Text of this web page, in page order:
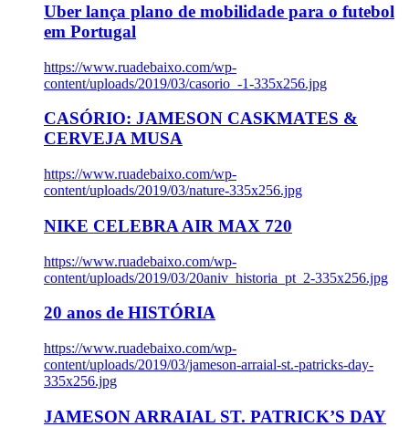
Uber lança plano de mobilidade para o futebol
em Portugal
https://www.ruadebaixo.com/wp-
content/uploads/2019/03/casorio_-1-335x256.jpg
CASÓRIO: JAMESON CASKMATES &
CERVEJA MUSA
https://www.ruadebaixo.com/wp-
content/uploads/2019/03/nature-335x256.jpg
NIKE CELEBRA AIR MAX 720
https://www.ruadebaixo.com/wp-
content/uploads/2019/03/20aniv_historia_pt_2-335x256.jpg
20 anos de HISTÓRIA
https://www.ruadebaixo.com/wp-
content/uploads/2019/03/jameson-arraial-st.-patricks-day-
335x256.jpg
JAMESON ARRAIAL ST. PATRICK’S DAY